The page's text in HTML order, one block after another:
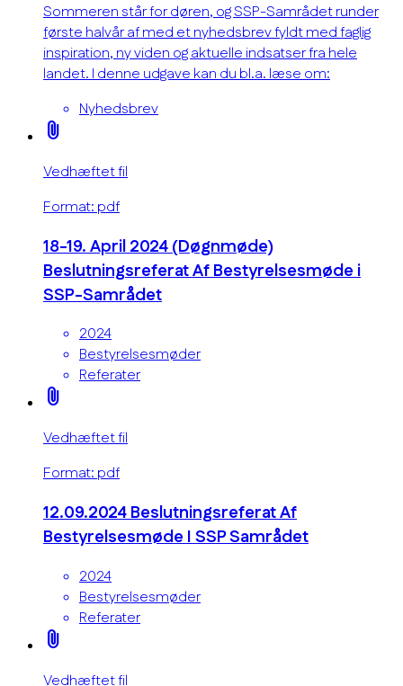
Sommeren står for døren, og SSP-Samrådet runder
første halvår af med et nyhedsbrev fyldt med faglig
inspiration, ny viden og aktuelle indsatser fra hele
landet. I denne udgave kan du bl.a. læse om:
Nyhedsbrev
attach_file
Vedhæftet fil
Format: pdf
18-19. April 2024 (Døgnmøde)
Beslutningsreferat Af Bestyrelsesmøde i
SSP-Samrådet
2024
Bestyrelsesmøder
Referater
attach_file
Vedhæftet fil
Format: pdf
12.09.2024 Beslutningsreferat Af
Bestyrelsesmøde I SSP Samrådet
2024
Bestyrelsesmøder
Referater
attach_file
Vedhæftet fil